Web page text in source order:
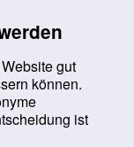
gut
können.
ist